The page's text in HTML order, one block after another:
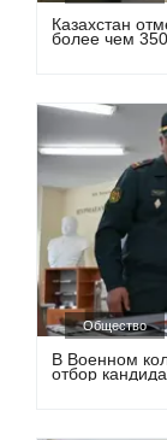
Казахстан
более чем
Общество
В Военном
отбор